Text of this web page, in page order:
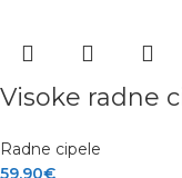
Visoke radne
Radne cipele
59.90€